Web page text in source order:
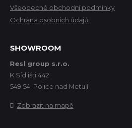
Všeobecné obchodní podmínky
Ochrana osobních údajů
SHOWROOM
Resl group s.r.o.
K Sídlišti 442
549 54 Police nad Metují
Zobrazit na mapě